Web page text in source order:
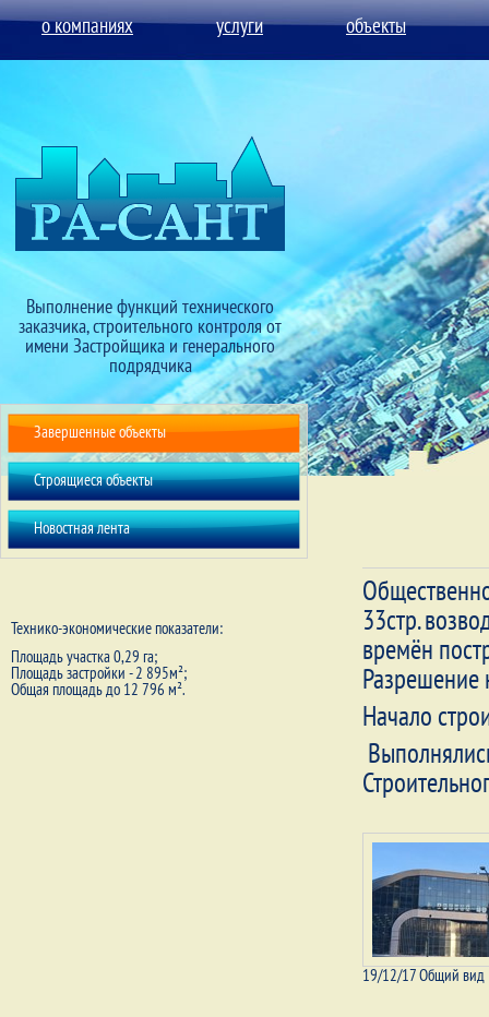
о компаниях услуги объекты
Выполнение функций технического
заказчика, строительного контроля от
имени Застройщика и генерального
подрядчика
Завершенные объекты
Строящиеся объекты
Новостная лента
Технико-экономические показатели:
Площадь участка 0,29 га;
Площадь застройки - 2 895м²;
Общая площадь до 12 796 м².
33стр.
времён
Разрешение
Начало
19/12/17 Общий вид